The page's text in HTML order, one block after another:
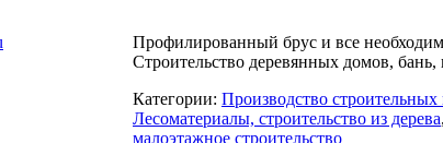
Профилированный брус и все
Строительство деревянных домов,
Категории: Производство строительных
Лесоматериалы, строительство из дерева,
малоэтажное строительство